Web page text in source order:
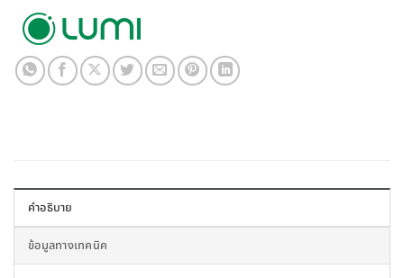
คำอธิบาย
ข้อมูลทางเทคนิค